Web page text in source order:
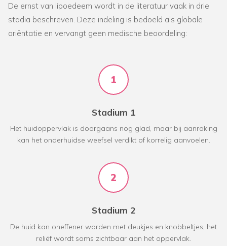
De ernst van lipoedeem wordt in de literatuur vaak in drie
stadia beschreven. Deze indeling is bedoeld als globale
oriëntatie en vervangt geen medische beoordeling:
1
Stadium 1
Het huidoppervlak is doorgaans nog glad, maar bij aanraking
kan het onderhuidse weefsel verdikt of korrelig aanvoelen.
2
Stadium 2
De huid kan oneffener worden met deukjes en knobbeltjes; het
reliëf wordt soms zichtbaar aan het oppervlak.